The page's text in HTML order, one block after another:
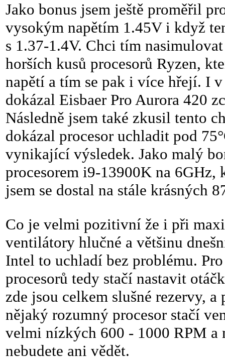
Jako bonus jsem ještě proměřil
vysokým napětím 1.45V i když
s 1.37-1.4V. Chci tím
horších kusů procesorů Ryzen,
napětí a tím se pak i více hřejí. I
dokázal Eisbaer Pro Aurora 420
Následně jsem také zkusil tento
dokázal procesor uchladit pod
vynikající výsledek. Jako malý
procesorem i9-13900K na 6GHz,
jsem se dostal na stále krásných
Co je velmi pozitivní že i při
ventilátory hlučné a většinu
Intel to uchladí bez problému.
procesorů tedy stačí nastavit
zde jsou celkem slušné rezervy,
nějaký rozumný procesor stačí
velmi nízkých 600 - 1000 RPM a
nebudete ani vědět.